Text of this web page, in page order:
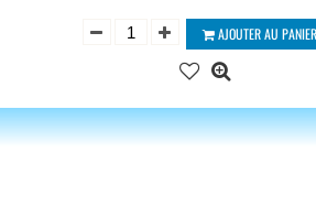
AJOUTER AU PANIER